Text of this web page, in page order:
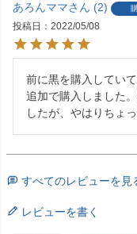
あろんママ 2
投稿日
2022/05/08
前に黒を購入してい
追加で購入しました
したが、やはりちょ
すべてのレビューを見
レビューを書く